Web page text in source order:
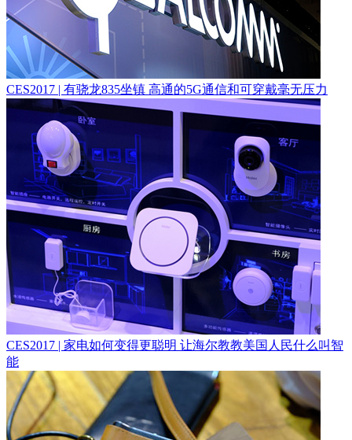
CES2017 | 有骁龙835坐镇 高通的5G通信和可穿戴毫无压力
CES2017 | 家电如何变得更聪明 让海尔教教美国人民什么叫智
能